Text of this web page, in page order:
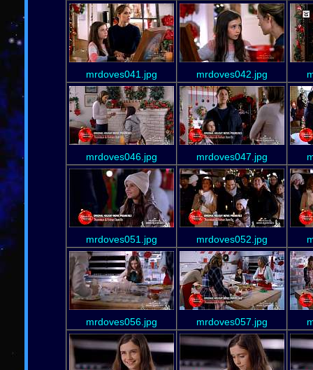
mrdoves041.jpg mrdoves042.jpg
mrdoves046.jpg mrdoves047.jpg
mrdoves051.jpg mrdoves052.jpg
mrdoves056.jpg mrdoves057.jpg